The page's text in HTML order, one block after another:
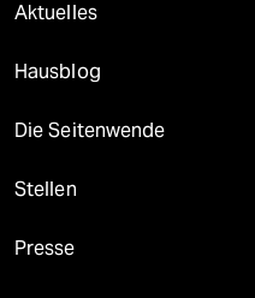
Aktuelles
Hausblog
Die Seitenwende
Stellen
Presse